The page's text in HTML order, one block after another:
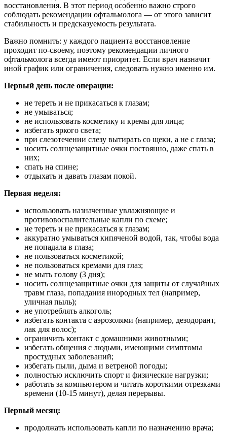
восстановления. В этот период особенно важно строго
соблюдать рекомендации офтальмолога — от этого зависит
стабильность и предсказуемость результата.
Важно помнить: у каждого пациента восстановление
проходит по-своему, поэтому рекомендации личного
офтальмолога всегда имеют приоритет. Если врач назначит
иной график или ограничения, следовать нужно именно им.
Первый день после операции:
не тереть и не прикасаться к глазам;
не умываться;
не использовать косметику и кремы для лица;
избегать яркого света;
при слезотечении слезу вытирать со щеки, а не с глаза;
носить солнцезащитные очки постоянно, даже спать в
них;
спать на спине;
отдыхать и давать глазам покой.
Первая неделя:
использовать назначенные увлажняющие и
противовоспалительные капли по схеме;
не тереть и не прикасаться к глазам;
аккуратно умываться кипяченой водой, так, чтобы вода
не попадала в глаза;
не пользоваться косметикой;
не пользоваться кремами для глаз;
не мыть голову (3 дня);
носить солнцезащитные очки для защиты от случайных
травм глаза, попадания инородных тел (например,
уличная пыль);
не употреблять алкоголь;
избегать контакта с аэрозолями (например, дезодорант,
лак для волос);
ограничить контакт с домашними животными;
избегать общения с людьми, имеющими симптомы
простудных заболеваний;
избегать пыли, дыма и ветреной погоды;
полностью исключить спорт и физические нагрузки;
работать за компьютером и читать короткими отрезками
времени (10-15 минут), делая перерывы.
Первый месяц:
продолжать использовать капли по назначению врача;